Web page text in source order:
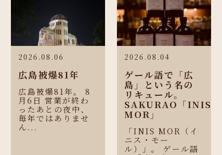
2026.08.06
広島被爆81年
広島被爆81年。 8
月6日 営業が終わ
ったあとの夜中、
毎年ではありませ
ん...
2026.08.04
ゲール語で「広
島」という名の
リキュール。
SAKURAO「INIS
MOR」
「INIS MOR（イ
ニス・モー
ル）」。 ゲール語